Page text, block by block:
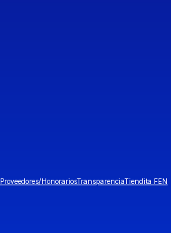
Proveedores/HonorariosTransparenciaTiendita FEN